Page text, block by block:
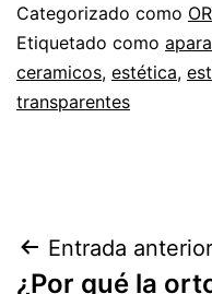
Categorizado como
Etiquetado como
ceramicos, estética,
transparentes
Navegación
Entrada anterior
¿Por qué la